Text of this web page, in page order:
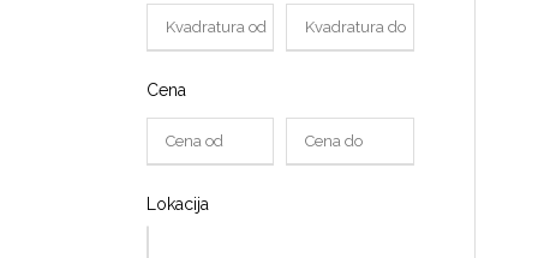
Cena
Lokacija